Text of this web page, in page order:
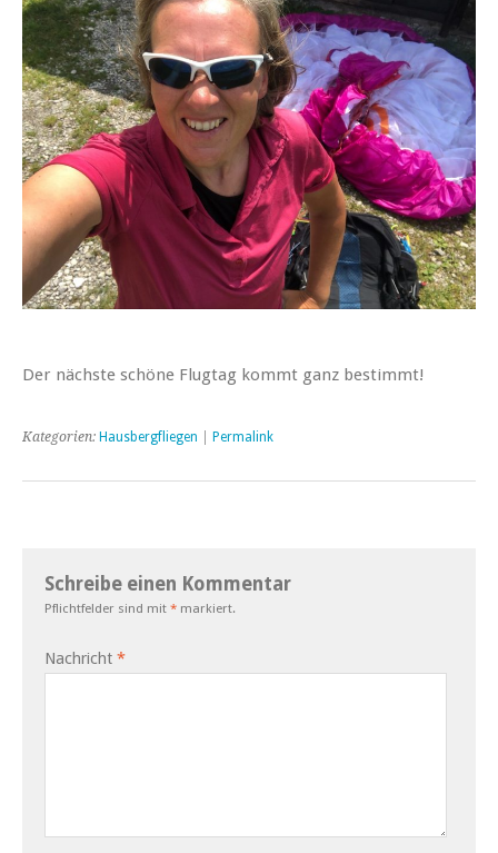
Der nächste schöne Flugtag kommt ganz bestimmt!
Kategorien: Hausbergfliegen Permalink
Schreibe einen Kommentar
Pflichtfelder sind mit * markiert.
Nachricht *